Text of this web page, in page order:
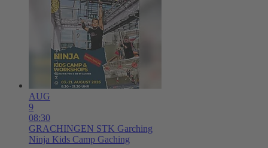
AUG
9
08:30
GRACHINGEN STK Garching
Ninja Kids Camp Gaching